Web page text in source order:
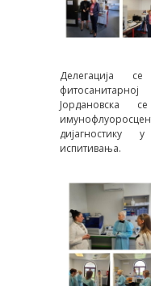
Делегација
Јордановска
дијагностику
испитивања.